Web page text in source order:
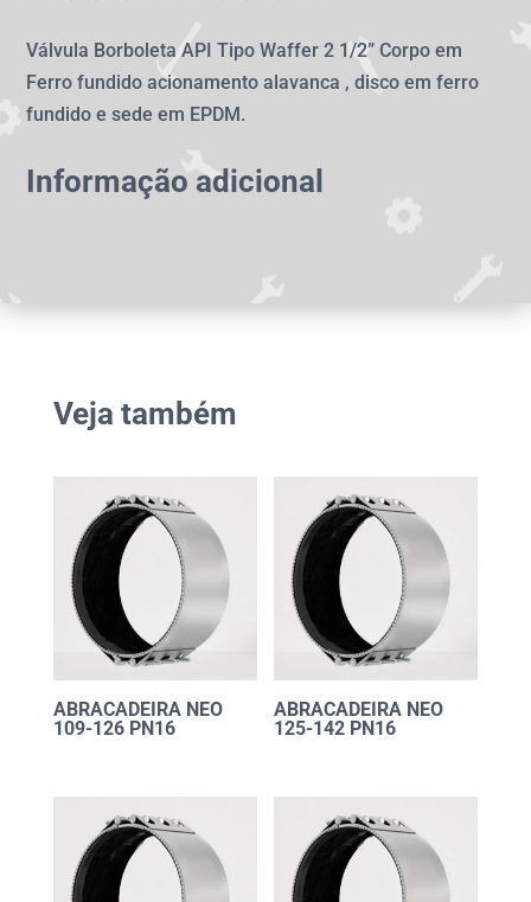
Válvula Borboleta API Tipo Waffer 2 1/2” Corpo em
Ferro fundido acionamento alavanca , disco em ferro
fundido e sede em EPDM.
Informação adicional
Veja também
ABRACADEIRA NEO
109-126 PN16
ABRACADEIRA NEO
125-142 PN16